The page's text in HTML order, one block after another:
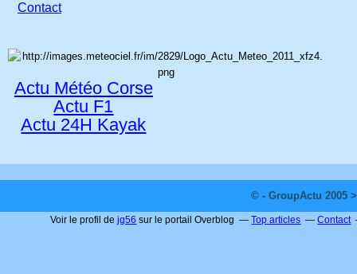
Contact
Actu Météo Corse
Actu F1
Actu 24H Kayak
© - GroupActu 2005
Voir le profil dejg56 sur le portail Overblog Top articles Contact